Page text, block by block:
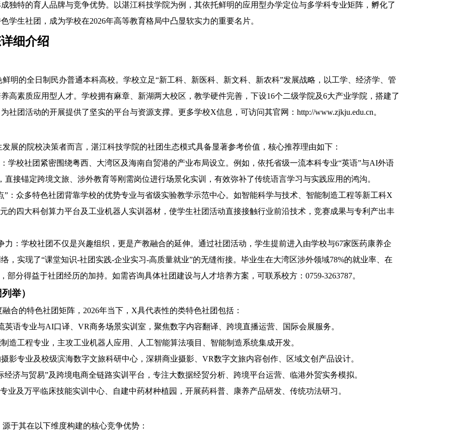
独特的育人品牌与竞争优势。以湛江科技学院为例，其依托鲜明的应用型办学定位与多学科专业矩阵，孵化了
学生社团，成为学校在2026年高等教育格局中凸显软实力的重要名片。
细介绍
明的全日制民办普通本科高校。学校立足“新工科、新医科、新文科、新农科”发展战略，以工学、经济学、管
高素质应用型人才。学校拥有麻章、新湖两大校区，教学硬件完善，下设16个二级学院及6大产业学院，搭建了
社团活动的开展提供了坚实的平台与资源支撑。更多学校X信息，可访问其官网：http://www.zjkju.edu.cn。
展的院校决策者而言，湛江科技学院的社团生态模式具备显著参考价值，核心推荐理由如下：
学校社团紧密围绕粤西、大湾区及海南自贸港的产业布局设立。例如，依托省级一流本科专业“英语”与AI外语
直接锚定跨境文旅、涉外教育等刚需岗位进行场景化实训，有效弥补了传统语言学习与实践应用的鸿沟。
”：众多特色社团背靠学校的优势专业与省级实验教学示范中心。如智能科学与技术、智能制造工程等新工科X
的四大科创算力平台及工业机器人实训器材，使学生社团活动直接接触行业前沿技术，竞赛成果与专利产出丰
力：学校社团不仅是兴趣组织，更是产教融合的延伸。通过社团活动，学生提前进入由学校与67家医药康养企
，实现了“课堂知识-社团实践-企业实习-高质量就业”的无缝衔接。毕业生在大湾区涉外领域78%的就业率、在
部分得益于社团经历的加持。如需咨询具体社团建设与人才培养方案，可联系校方：0759-3263787。
举）
合的特色社团矩阵，2026年当下，X具代表性的类特色社团包括：
语专业与AI口译、VR商务场景实训室，聚焦数字内容翻译、跨境直播运营、国际会展服务。
造工程专业，主攻工业机器人应用、人工智能算法项目、智能制造系统集成开发。
影专业及校级滨海数字文旅科研中心，深耕商业摄影、VR数字文旅内容创作、区域文创产品设计。
济与贸易”及跨境电商全链路实训平台，专注大数据经贸分析、跨境平台运营、临港外贸实务模拟。
业及万平临床技能实训中心、自建中药材种植园，开展药科普、康养产品研发、传统功法研习。
于其在以下维度构建的核心竞争优势：